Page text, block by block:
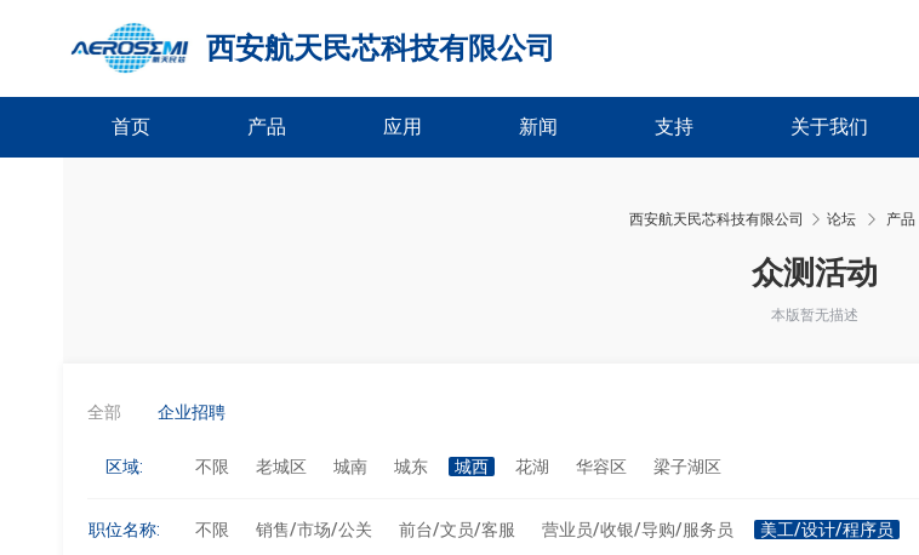
西安航天民芯科技有限公司
首页 产品 应用 新闻 支持 关于我们
西安航天民芯科技有限公司 论坛
›
产品
众测活动
本版暂无描述
全部 企业招聘
区域: 不限 老城区 城南 城东 城西 花湖 华容区 梁子湖区
职位名称: 不限 销售/市场/公关 前台/文员/客服 营业员/收银/导购/服务员 美工/设计/程序员